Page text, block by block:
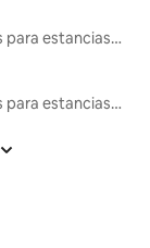
Alojamientos para estancias largas
Alojamientos para estancias largas